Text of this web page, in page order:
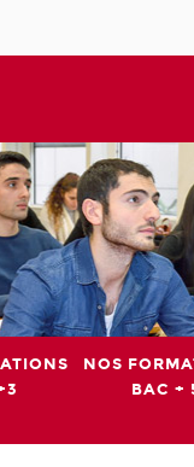
NOS
BAC +